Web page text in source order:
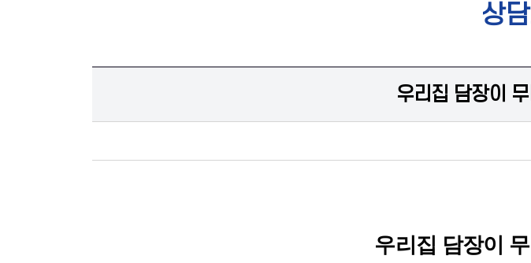
상
우리집 담장이
우리 집 담장이